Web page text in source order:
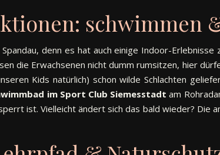
schwimmen
denn es hat auch einige Indoor-
die Erwachsenen nicht dumm rumsitzen, hier
Kids natürlich) schon wilde Schlachten
im Sport Club Siemesstadt am
ist. Vielleicht ändert sich das bald wieder? Die